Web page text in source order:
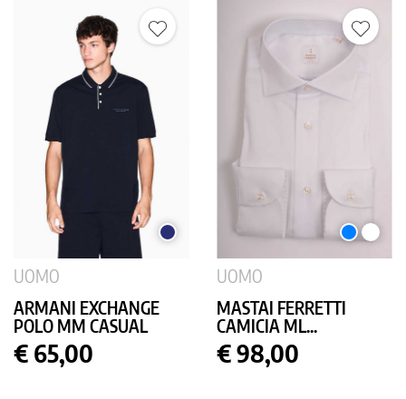
BLU
UOMO
ARMANI EXCHANGE
POLO MM CASUAL
Prezzo
€ 65,00
AZZURRO
UOMO
MASTAI FERRETTI
CAMICIA ML...
Prezzo
€ 98,00